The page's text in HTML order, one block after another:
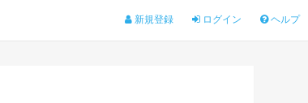
新規登録 ログイン ヘルプ